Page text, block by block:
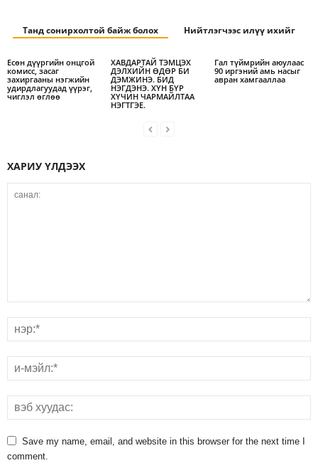
Танд сонирхолтой байж болох Нийтлэгчээс илүү ихийг
Есөн дүүргийн онцгой
комисс, засаг
захиргааны нэгжийн
удирдлагуудад үүрэг,
чиглэл өглөө
ХАВДАРТАЙ ТЭМЦЭХ
ДЭЛХИЙН ӨДӨР БИ
ДЭМЖИНЭ. БИД
НЭГДЭНЭ. ХҮН БҮР
ХҮЧИН ЧАРМАЙЛТАА
НЭГТГЭЕ.
Гал түймрийн аюулаас
90 иргэний амь насыг
авран хамгааллаа
ХАРИУ ҮЛДЭЭХ
Save my name, email, and website in this browser for the next time I
comment.